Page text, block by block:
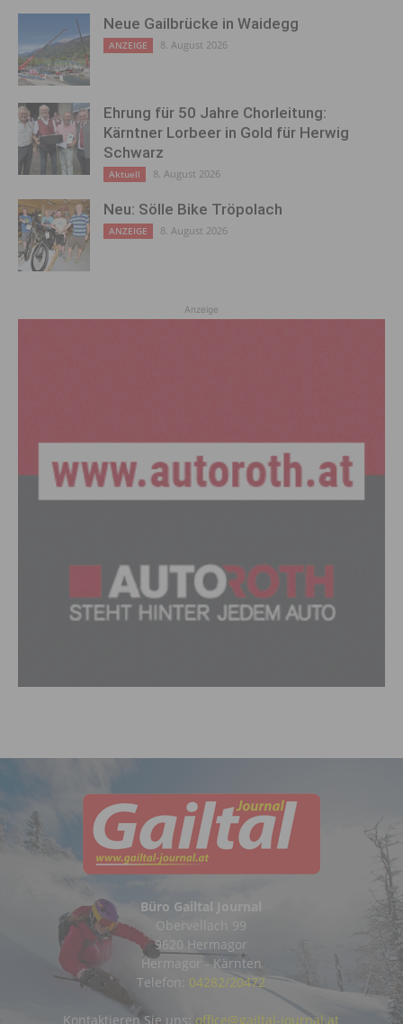
Neue Gailbrücke in Waidegg
ANZEIGE 8. August 2026
Ehrung für 50 Jahre Chorleitung:
Kärntner Lorbeer in Gold für Herwig
Schwarz
Aktuell 8. August 2026
Neu: Sölle Bike Tröpolach
ANZEIGE 8. August 2026
Anzeige
Büro Gailtal Journal
Obervellach 99
9620 Hermagor
Hermagor - Kärnten
Telefon: 04282/20472
Kontaktieren Sie uns: office@gailtal-journal.at